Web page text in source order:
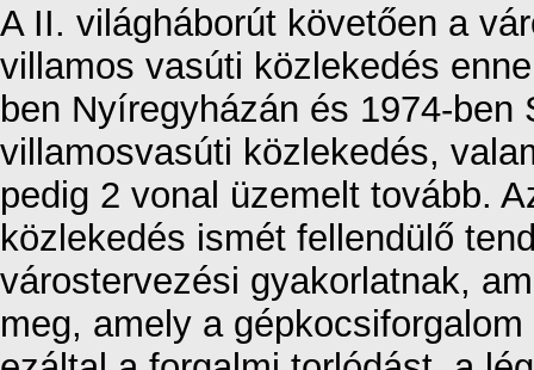
A II. világháborút követően a
villamos vasúti közlekedés
ben Nyíregyházán és 1974-
villamosvasúti közlekedés,
pedig 2 vonal üzemelt tovább.
közlekedés ismét fellendülő
várostervezési gyakorlatnak,
meg, amely a